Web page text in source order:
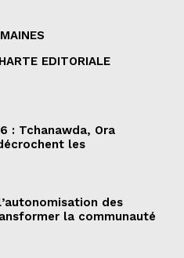
EDITORIALE
: Tchanawda, Ora
les
des
la communauté